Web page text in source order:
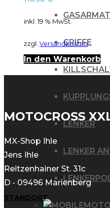
GRIFFE
LENKER
LENKER
inkl. 19 % MwSt.
zzgl. Versandkosten
In den Warenkorb
MOTOCROSS
MX-Shop Ihle
Jens Ihle
Reitzenhainer St. 31c
D - 09496 Marienberg
STANDORT